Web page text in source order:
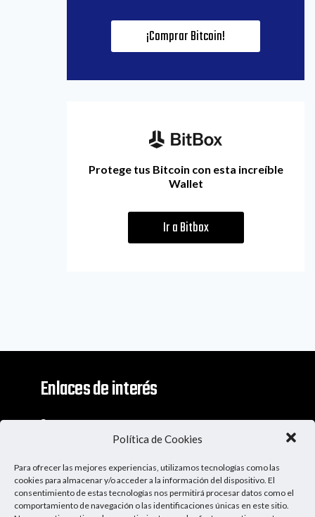
Política de Cookies
Para ofrecer las mejores experiencias, utilizamos tecnologías como las
cookies para almacenar y/o acceder a la información del dispositivo. El
consentimiento de estas tecnologías nos permitirá procesar datos como el
comportamiento de navegación o las identificaciones únicas en este sitio.
¡Comprar Bitcoin!
Protege tus Bitcoin con esta increíble
Wallet
Ir a Bitbox
Enlaces de interés
Contacto
Descargo De Responsabilidad
Apoya al Podcast
Ser Patrocinador